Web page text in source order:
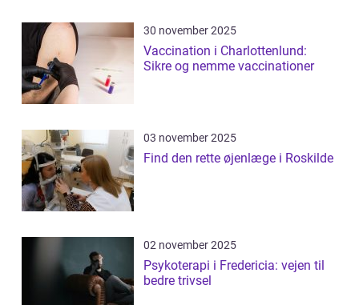
30 november 2025
Vaccination i Charlottenlund:
Sikre og nemme vaccinationer
03 november 2025
Find den rette øjenlæge i Roskilde
02 november 2025
Psykoterapi i Fredericia: vejen til
bedre trivsel